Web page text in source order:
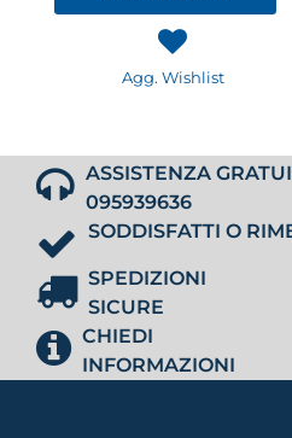
Agg. Wishlist
ASSISTENZA
095939636
SODDISFATTI O
SPEDIZIONI
SICURE
CHIEDI
INFORMAZIONI